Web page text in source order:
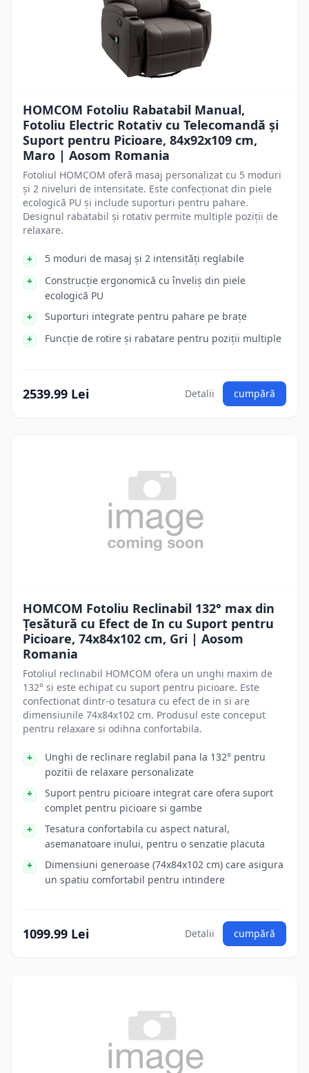
HOMCOM Fotoliu Rabatabil Manual,
Fotoliu Electric Rotativ cu Telecomandă și
Suport pentru Picioare, 84x92x109 cm,
Maro | Aosom Romania
Fotoliul HOMCOM oferă masaj personalizat cu 5 moduri
și 2 niveluri de intensitate. Este confecționat din piele
ecologică PU și include suporturi pentru pahare.
Designul rabatabil și rotativ permite multiple poziții de
relaxare.
5 moduri de masaj și 2 intensități reglabile
Construcție ergonomică cu înveliș din piele
ecologică PU
Suporturi integrate pentru pahare pe brațe
Funcție de rotire și rabatare pentru poziții multiple
2539.99 Lei Detalii cumpără
HOMCOM Fotoliu Reclinabil 132° max din
Țesătură cu Efect de In cu Suport pentru
Picioare, 74x84x102 cm, Gri | Aosom
Romania
Fotoliul reclinabil HOMCOM ofera un unghi maxim de
132° si este echipat cu suport pentru picioare. Este
confectionat dintr-o tesatura cu efect de in si are
dimensiunile 74x84x102 cm. Produsul este conceput
pentru relaxare si odihna confortabila.
Unghi de reclinare reglabil pana la 132° pentru
pozitii de relaxare personalizate
Suport pentru picioare integrat care ofera suport
complet pentru picioare si gambe
Tesatura confortabila cu aspect natural,
asemanatoare inului, pentru o senzatie placuta
Dimensiuni generoase (74x84x102 cm) care asigura
un spatiu comfortabil pentru intindere
1099.99 Lei Detalii cumpără